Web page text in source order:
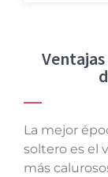
La mejor
soltero es el
más